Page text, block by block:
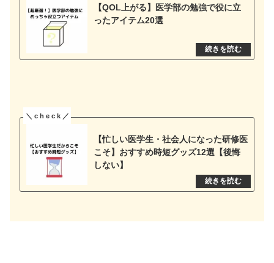
【QOL上がる】医学部の勉強で役に立
ったアイテム20選
【忙しい医学生・社会人になった研修医
こそ】おすすめ時短グッズ12選【後悔
しない】